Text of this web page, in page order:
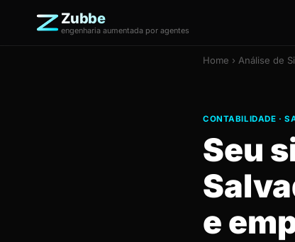
Zubbe
engenharia aumentada por agentes
Home › Análise de
CONTABILIDADE ·
Seu
e